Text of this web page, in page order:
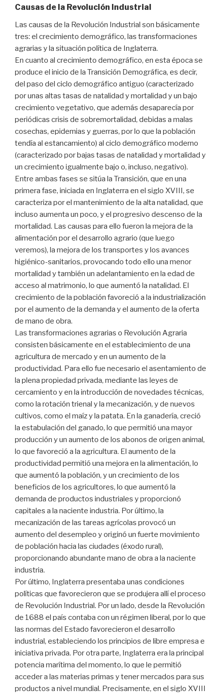
Causas de la Revolución Industrial
Las causas de la Revolución Industrial son básicamente
tres: el crecimiento demográfico, las transformaciones
agrarias y la situación política de Inglaterra.
En cuanto al crecimiento demográfico, en esta época se
produce el inicio de la Transición Demográfica, es decir,
del paso del ciclo demográfico antiguo (caracterizado
por unas altas tasas de natalidad y mortalidad y un bajo
crecimiento vegetativo, que además desaparecía por
periódicas crisis de sobremortalidad, debidas a malas
cosechas, epidemias y guerras, por lo que la población
tendía al estancamiento) al ciclo demográfico moderno
(caracterizado por bajas tasas de natalidad y mortalidad y
un crecimiento igualmente bajo o, incluso, negativo).
Entre ambas fases se sitúa la Transición, que en una
primera fase, iniciada en Inglaterra en el siglo XVIII, se
caracteriza por el mantenimiento de la alta natalidad, que
incluso aumenta un poco, y el progresivo descenso de la
mortalidad. Las causas para ello fueron la mejora de la
alimentación por el desarrollo agrario (que luego
veremos), la mejora de los transportes y los avances
higiénico-sanitarios, provocando todo ello una menor
mortalidad y también un adelantamiento en la edad de
acceso al matrimonio, lo que aumentó la natalidad. El
crecimiento de la población favoreció a la industrialización
por el aumento de la demanda y el aumento de la oferta
de mano de obra.
Las transformaciones agrarias o Revolución Agraria
consisten básicamente en el establecimiento de una
agricultura de mercado y en un aumento de la
productividad. Para ello fue necesario el asentamiento de
la plena propiedad privada, mediante las leyes de
cercamiento y en la introducción de novedades técnicas,
como la rotación trienal y la mecanización, y de nuevos
cultivos, como el maíz y la patata. En la ganadería, creció
la estabulación del ganado, lo que permitió una mayor
producción y un aumento de los abonos de origen animal,
lo que favoreció a la agricultura. El aumento de la
productividad permitió una mejora en la alimentación, lo
que aumentó la población, y un crecimiento de los
beneficios de los agricultores, lo que aumentó la
demanda de productos industriales y proporcionó
capitales a la naciente industria. Por último, la
mecanización de las tareas agrícolas provocó un
aumento del desempleo y originó un fuerte movimiento
de población hacia las ciudades (éxodo rural),
proporcionando abundante mano de obra a la naciente
industria.
Por último, Inglaterra presentaba unas condiciones
políticas que favorecieron que se produjera allí el proceso
de Revolución Industrial. Por un lado, desde la Revolución
de 1688 el país contaba con un régimen liberal, por lo que
las normas del Estado favorecieron el desarrollo
industrial, estableciendo los principios de libre empresa e
iniciativa privada. Por otra parte, Inglaterra era la principal
potencia marítima del momento, lo que le permitió
acceder a las materias primas y tener mercados para sus
productos a nivel mundial. Precisamente, en el siglo XVIII